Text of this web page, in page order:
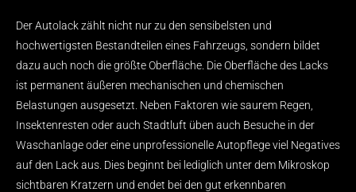
Der Autolack zählt nicht nur zu den sensibelsten und
hochwertigsten Bestandteilen eines Fahrzeugs, sondern bildet
dazu auch noch die größte Oberfläche. Die Oberfläche des Lacks
ist permanent äußeren mechanischen und chemischen
Belastungen ausgesetzt. Neben Faktoren wie saurem Regen,
Insektenresten oder auch Stadtluft üben auch Besuche in der
Waschanlage oder eine unprofessionelle Autopflege viel Negatives
auf den Lack aus. Dies beginnt bei lediglich unter dem Mikroskop
sichtbaren Kratzern und endet bei den gut erkennbaren